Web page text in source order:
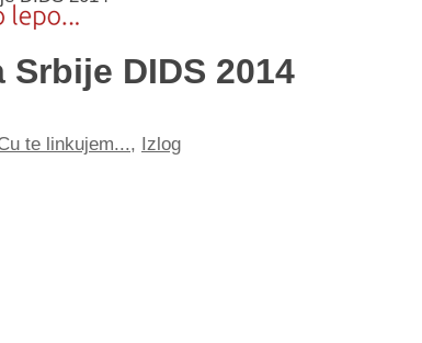
DIDS 2014
te linkujem..., Izlog